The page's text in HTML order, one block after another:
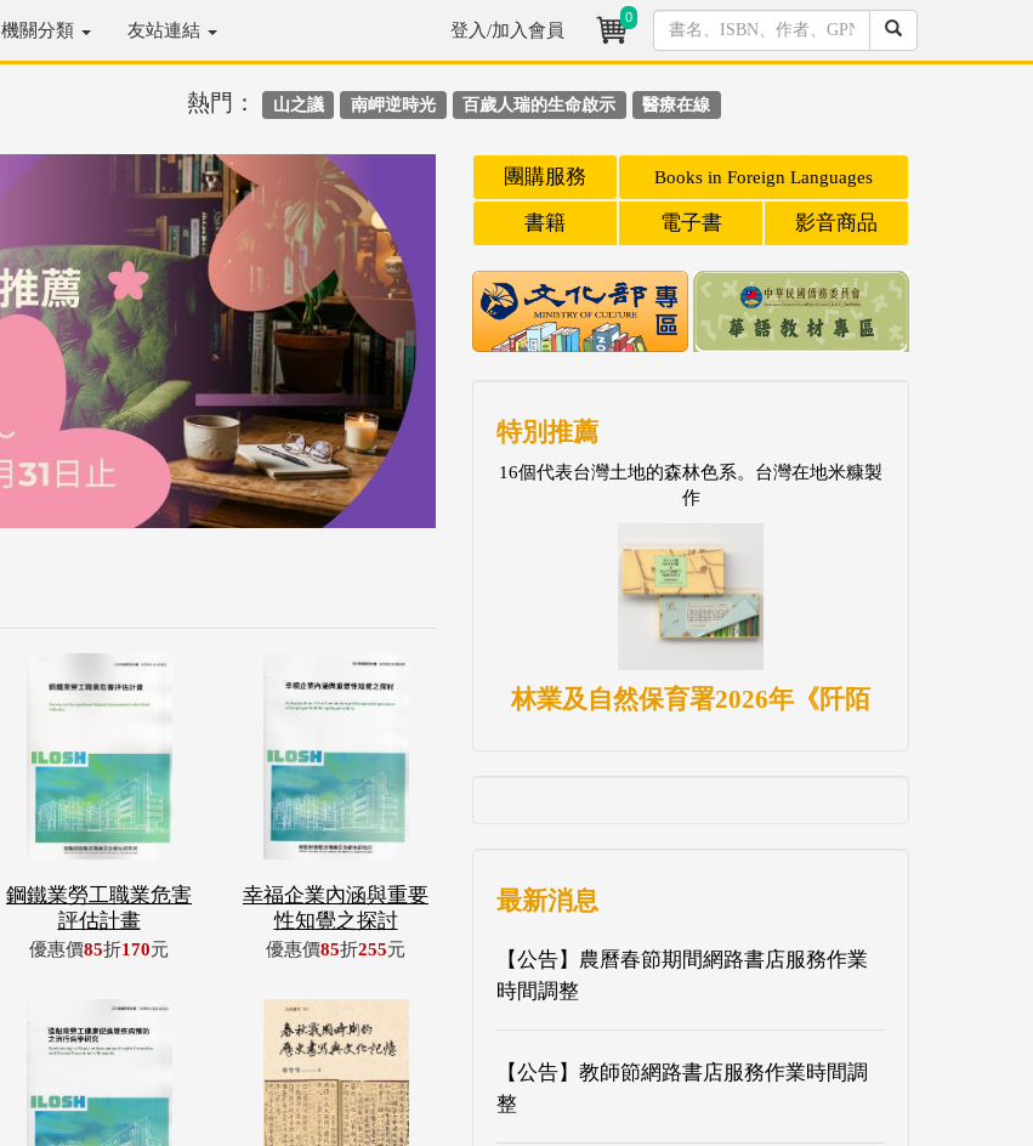
機關分類 友站連結 登入/加入會員
0
熱門： 山之議 南岬逆時光 百歲人瑞的生命啟示 醫療在線
鋼鐵業勞工職業危害
評估計畫
優惠價85折170元
幸福企業內涵與重要
性知覺之探討
優惠價85折255元
團購服務 Books in Foreign Languages
書籍 電子書 影音商品
特別推薦
16個代表台灣土地的森林色系。台灣在地米糠製
作
林業及自然保育署2026年《阡陌
最新消息
【公告】農曆春節期間網路書店服務作業
時間調整
【公告】教師節網路書店服務作業時間調
整